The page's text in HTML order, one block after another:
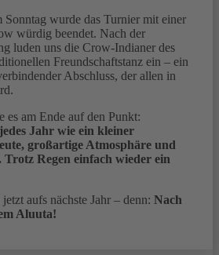
Sonntag wurde das Turnier mit einer
würdig beendet. Nach der
luden uns die Crow-Indianer des
Freundschaftstanz ein – ein
Abschluss, der allen in
es am Ende auf den Punkt:
Jahr wie ein kleiner
großartige Atmosphäre und
Regen einfach wieder ein
aufs nächste Jahr – denn: Nach
Aluuta!